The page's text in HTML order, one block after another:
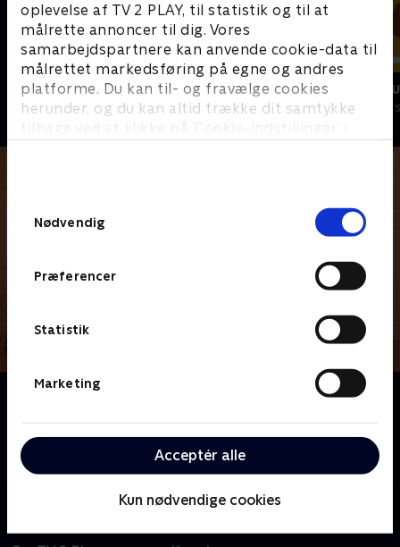
oplevelse af TV 2 PLAY, til statistik og til at
målrette annoncer til dig. Vores
samarbejdspartnere kan anvende cookie-data til
målrettet markedsføring på egne og andres
platforme. Du kan til- og fravælge cookies
herunder, og du kan altid trække dit samtykke
tilbage ved at klikke på ’Cookie-indstillinger’ i
Nødvendig
Præferencer
Statistik
Marketing
Acceptér alle
Kun nødvendige cookies
Vicke Viking
Børneserier • 1 sæsoner
Miniteve:
Børneserier • 1
med ti søstre med hjælp fra sin bedste ven Clyde
McBride